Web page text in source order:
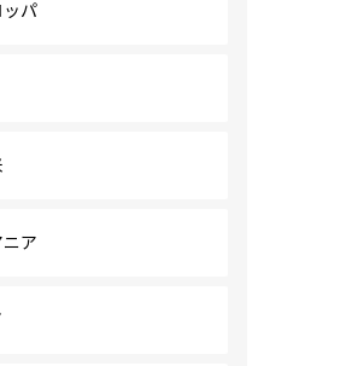
ッパ
ア